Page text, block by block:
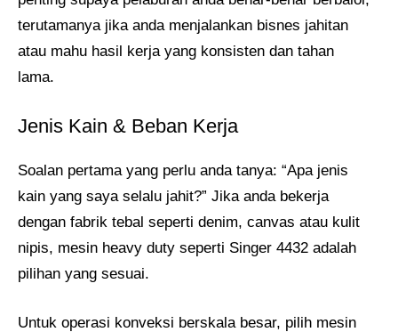
terutamanya jika anda menjalankan bisnes jahitan
atau mahu hasil kerja yang konsisten dan tahan
lama.
Jenis Kain & Beban Kerja
Soalan pertama yang perlu anda tanya: “Apa jenis
kain yang saya selalu jahit?” Jika anda bekerja
dengan fabrik tebal seperti denim, canvas atau kulit
nipis, mesin heavy duty seperti Singer 4432 adalah
pilihan yang sesuai.
Untuk operasi konveksi berskala besar, pilih mesin